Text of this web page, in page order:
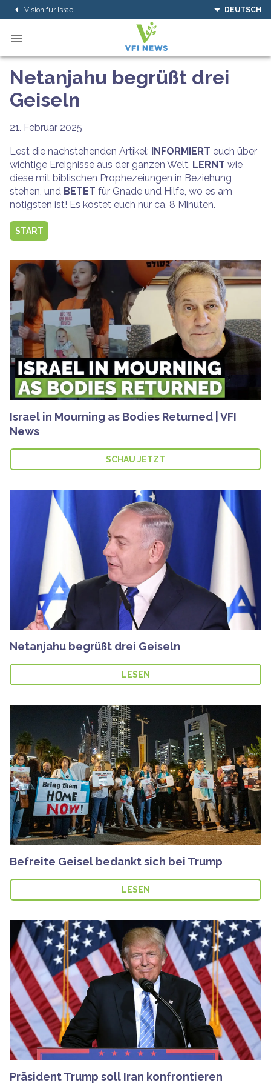
Vision für Israel DEUTSCH
Netanjahu begrüßt drei
Geiseln
21. Februar 2025
Lest die nachstehenden Artikel: INFORMIERT euch über
wichtige Ereignisse aus der ganzen Welt, LERNT wie
diese mit biblischen Prophezeiungen in Beziehung
stehen, und BETET für Gnade und Hilfe, wo es am
nötigsten ist! Es kostet euch nur ca. 8 Minuten.
START
Israel in Mourning as Bodies Returned | VFI
News
SCHAU JETZT
Netanjahu begrüßt drei Geiseln
LESEN
Befreite Geisel bedankt sich bei Trump
LESEN
Präsident Trump soll Iran konfrontieren